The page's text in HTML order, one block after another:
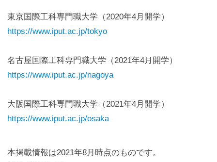
東京国際工科専門職大学（2020年4月開学）
https://www.iput.ac.jp/tokyo
名古屋国際工科専門職大学（2021年4月開学）
https://www.iput.ac.jp/nagoya
大阪国際工科専門職大学（2021年4月開学）
https://www.iput.ac.jp/osaka
本掲載情報は2021年8月時点のものです。